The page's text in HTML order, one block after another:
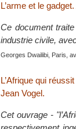
L’arme et le
Ce document
industrie civile,
Georges Dwailibi, Paris,
L’Afrique qui
Jean Vogel.
Cet ouvrage -